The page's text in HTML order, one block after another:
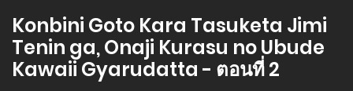
Konbini Goto Kara Tasuketa Jimi
Tenin ga, Onaji Kurasu no Ubude
Kawaii Gyarudatta - ตอนที่ 2